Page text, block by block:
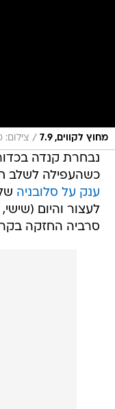
מחוץ לקווים, 7.9 / צילום:
נבחרת קנדה
כשהעפילה לשלב
ענק על סלובניה
סרביה החזקה